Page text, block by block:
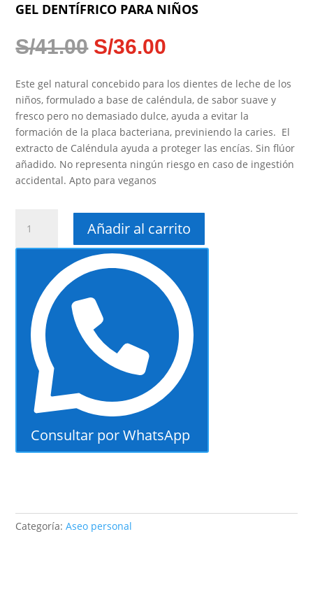
GEL DENTÍFRICO PARA NIÑOS
S/41.00 EL
PRECIO
ORIGINAL
ERA:
S/41.00.
S/36.00
ACTUAL
ES:
S/36.00.
Este gel natural concebido para los dientes de leche de los
niños, formulado a base de caléndula, de sabor suave y
fresco pero no demasiado dulce, ayuda a evitar la
formación de la placa bacteriana, previniendo la caries. El
extracto de Caléndula ayuda a proteger las encías. Sin flúor
añadido. No representa ningún riesgo en caso de ingestión
accidental. Apto para veganos
Dentífrico
para
cantidad
Añadir al carrito
Consultar por WhatsApp
Categoría:Aseo personal